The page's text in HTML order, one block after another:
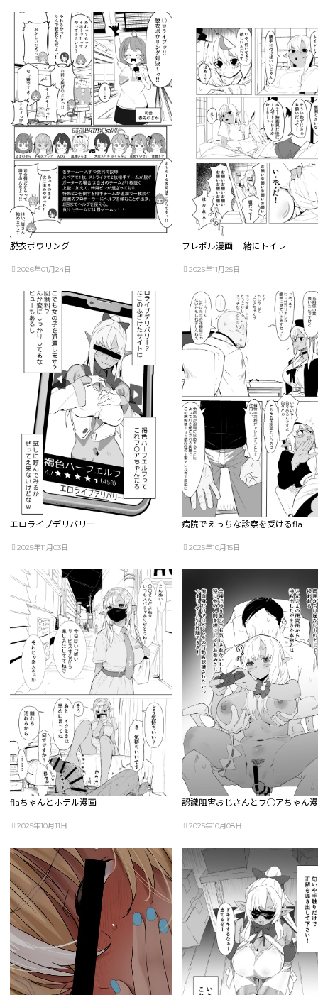
脱衣ボウリング
2026年01月24日
フレポル漫画 一緒にトイレ
2025年11月25日
エロライブデリバリー
2025年11月03日
病院でえっちな診察を受けるfla
2025年10月15日
flaちゃんとホテル漫画
2025年10月11日
認識阻害おじさんとフ◯アちゃん
2025年10月08日